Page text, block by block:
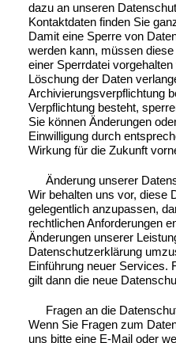
dazu an unseren
Kontaktdaten finden Sie
Damit eine Sperre von
werden kann, müssen
einer Sperrdatei
Löschung der Daten
Archivierungsverpflichtung
Verpflichtung besteht,
Sie können Änderungen
Einwilligung durch
Wirkung für die Zukunft
Änderung unserer
Wir behalten uns vor, diese
gelegentlich anzupassen,
rechtlichen Anforderungen
Änderungen unserer
Datenschutzerklärung
Einführung neuer Services.
gilt dann die neue
Fragen an die
Wenn Sie Fragen zum
uns bitte eine E-Mail oder